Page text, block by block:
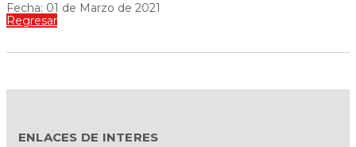
Fecha: 01 de Marzo de 2021
Regresar
ENLACES DE INTERES